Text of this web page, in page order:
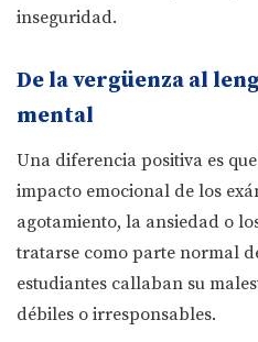
inseguridad.
De la vergüenza al
mental
Una diferencia positiva es
impacto emocional de los
agotamiento, la ansiedad o
tratarse como parte normal
estudiantes callaban su
débiles o irresponsables.